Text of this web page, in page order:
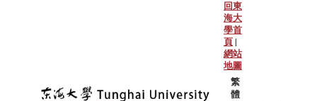
回東
海大
學首
頁 |
網站
地圖
繁
體